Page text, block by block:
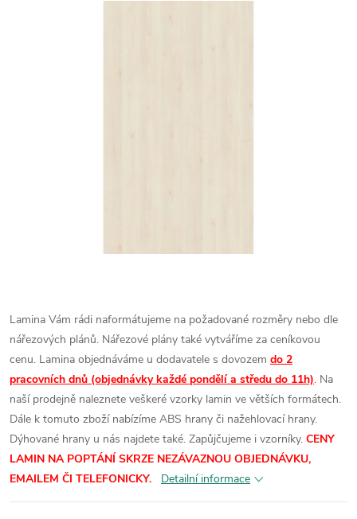
Lamina Vám rádi naformátujeme na požadované rozměry nebo dle
nářezových plánů. Nářezové plány také vytváříme za ceníkovou
cenu. Lamina objednáváme u dodavatele s dovozem do 2
pracovních dnů (objednávky každé pondělí a středu do 11h). Na
naší prodejně naleznete veškeré vzorky lamin ve větších formátech.
Dále k tomuto zboží nabízíme ABS hrany či nažehlovací hrany.
Dýhované hrany u nás najdete také. Zapůjčujeme i vzorníky. CENY
LAMIN NA POPTÁNÍ SKRZE NEZÁVAZNOU OBJEDNÁVKU,
EMAILEM ČI TELEFONICKY.
Detailní informace